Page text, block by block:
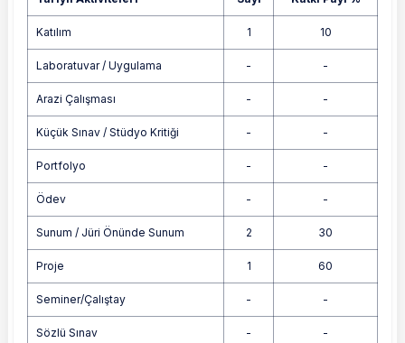
Katılım 1 10
Laboratuvar / Uygulama - -
Arazi Çalışması - -
Küçük Sınav / Stüdyo Kritiği - -
Portfolyo - -
Ödev - -
Sunum / Jüri Önünde Sunum 2 30
Proje 1 60
Seminer/Çalıştay - -
Sözlü Sınav - -